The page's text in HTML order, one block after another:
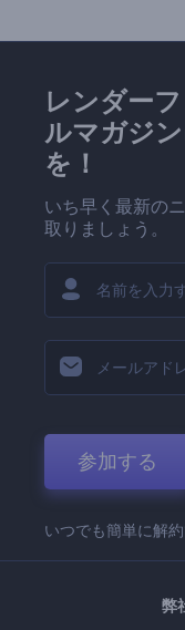
レンダー
ルマガジ
を！
いち早く最新の
取りましょう。
参加する
いつでも簡単に解約
弊